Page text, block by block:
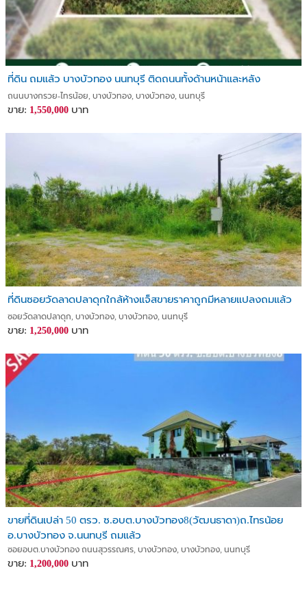
ที่ดิน ถมแล้ว บางบัวทอง นนทบุรี ติดถนนทั้งด้านหน้าและหลัง
ถนนบางกรวย-ไทรน้อย, บางบัวทอง, บางบัวทอง, นนทบุรี
ขาย: 1,550,000 บาท
ที่ดินซอยวัดลาดปลาดุกใกล้ห้างแจ็สขายราคาถูกมีหลายแปลงถมแล้ว
ซอยวัดลาดปลาดุก, บางบัวทอง, บางบัวทอง, นนทบุรี
ขาย: 1,250,000 บาท
ขายที่ดินเปล่า 50 ตรว. ซ.อบต.บางบัวทอง8(วัฒนธาดา)ถ.ไทรน้อย
อ.บางบัวทอง จ.นนทบุรี ถมแล้ว
ซอยอบต.บางบัวทอง ถนนสุวรรณศร, บางบัวทอง, บางบัวทอง, นนทบุรี
ขาย: 1,200,000 บาท